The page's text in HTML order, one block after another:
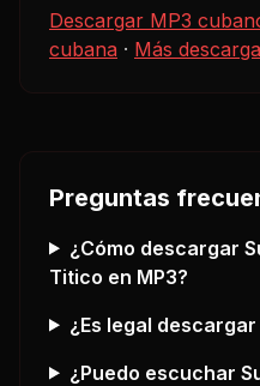
Descargar MP3
cubana · Más
Preguntas
¿Cómo descargar
Titico en MP3?
¿Es legal descargar
¿Puedo escuchar